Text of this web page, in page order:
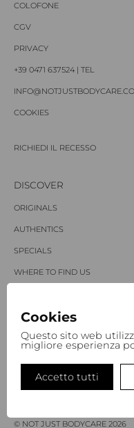
Cookies
Questo sito web
migliore esperienza
Accetto tutti
COLOFONE
CGV
PRIVACY
+39 0471 637524 | TEL
COOKIES
RICHIEDI IL RECESSO
DISCOVER
ORIGINALS
AUTHENTICS
SPECIALS
WHERE TO FIND US
NOT JUST A PHILOSOPHY
LINGUE
EN DE
© NOT JUST BODYCARE 2026